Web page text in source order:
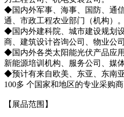
◆国内外军事、海事、国防、通
通、市政工程农业部门（机构）。
◆国内外建科院、城市建设规划
商、建筑设计咨询公司、物业公司
◆国内外各类太阳能光伏产品应
新能源培训机构、服务公司、媒体
◆预计有来自欧美、东亚、东南
100多 个国家和地区的专业采购商
【展品范围】